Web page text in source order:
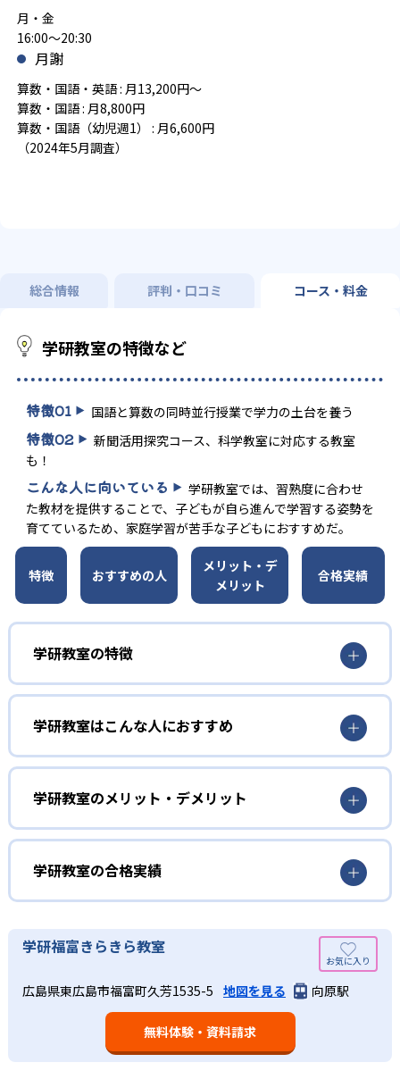
月・金
16:00～20:30
月謝
算数・国語・英語 : 月13,200円～
算数・国語 : 月8,800円
算数・国語（幼児週1） : 月6,600円
（2024年5月調査）
総合情報 評判・口コミ コース・料金
学研教室の特徴など
特徴01 国語と算数の同時並行授業で学力の土台を養う
特徴02
新聞活用探究コース、科学教室に対応する教室
も！
こんな人に向いている
学研教室では、習熟度に合わせ
た教材を提供することで、子どもが自ら進んで学習する姿勢を
育てているため、家庭学習が苦手な子どもにおすすめだ。
特徴 おすすめの人
メリット・デ
メリット
合格実績
学研教室の特徴
01
3歳から高校生まで「無学年方式」で個別指導
学研教室は、0･1･2歳から高校生までを対象として個別指導
解度を最優先して学習を進める「無学年方式」を採用して
いることが特徴だ。この「無学年方式」では、生徒が個々
のペースで学習することができるため、一度立ち止まって
わからないところをしっかり学習したり、余裕がある場合
はどんどん先取り学習を進めたりすることも可能である。
02
生徒それぞれに最適化された学習計画を設計
学研教室の個別指導では、生徒一人ひとりの学力／適性を
しっかり把握した上で学習の出発点を定め、生徒に最適化
された学習計画を設計する。また、生徒それぞれに最適な
教材を提供すると共に、適切なアドバイスも実施。少しず
つレベルアップするスモールステップの教材となっている
学研教室はこんな人におすすめ
勉強全体の底力を上げたい人向け
学研教室は、生徒の「わかった！」を重視する形で個別指
導を行っている。無理なく学習を進められるよう「無学年
方式」を採用しており、わからない問題がある場合は立ち
止まってじっくりと学習することができる。また、覚えた
知識の量などで測りやすい「見える力」だけでなく、学習
に向いている。
算数（数学）と国語の基礎力を上げたい人向け
学研教室では、算数（数学）と国語を全ての教科の基礎に
なるものと考え、その指導を重視している。算数（数学）
では筋道を立てて考える力の育成を、国語では全ての学力
の土台となる「読む力」「書く力」の育成に力を入れてい
学研教室のメリット・デメリット
学研教室の合格実績
学研教室の合格実績は、公式サイトでは公開されていな
学研福富きらきら教室
広島県東広島市福富町久芳1535-5 地図を見る 向原駅
無料体験・資料請求